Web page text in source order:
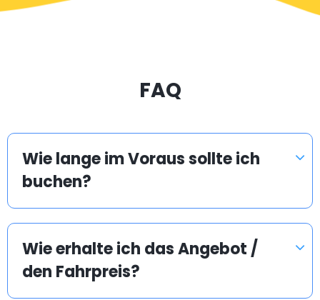
FAQ
Wie lange im Voraus sollte ich
buchen?
Wie erhalte ich das Angebot /
den Fahrpreis?